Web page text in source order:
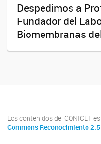
Despedimos a
Fundador del
Biomembranas
Los contenidos del CONICET
Commons Reconocimiento